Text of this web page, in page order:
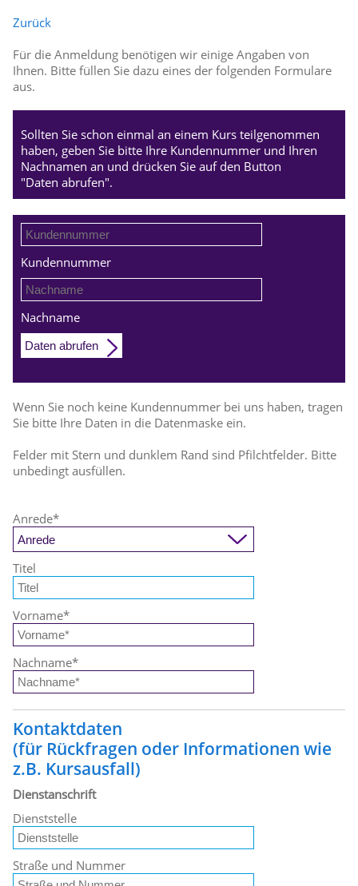
Zurück
Für die Anmeldung benötigen wir einige Angaben von
Ihnen. Bitte füllen Sie dazu eines der folgenden Formulare
aus.
Sollten Sie schon einmal an einem Kurs teilgenommen
haben, geben Sie bitte Ihre Kundennummer und Ihren
Nachnamen an und drücken Sie auf den Button
"Daten abrufen".
Kundennummer
Nachname
Daten abrufen
Wenn Sie noch keine Kundennummer bei uns haben, tragen
Sie bitte Ihre Daten in die Datenmaske ein.
Felder mit Stern und dunklem Rand sind Pfilchtfelder. Bitte
unbedingt ausfüllen.
Anrede*
Titel
Vorname*
Nachname*
Kontaktdaten
(für Rückfragen oder Informationen wie
z.B. Kursausfall)
Dienstanschrift
Dienststelle
Straße und Nummer